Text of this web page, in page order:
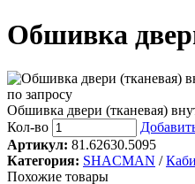
Обшивка
по запросу
Обшивка двери (тканевая)
Кол-во
Артикул: 81.62630.5095
Категория: SHACMAN /
Похожие товары